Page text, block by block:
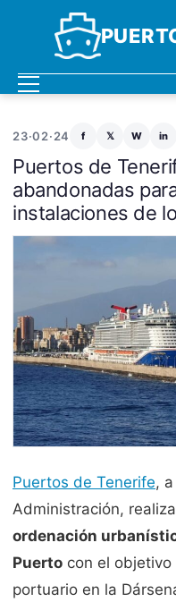
23·02·24 f 𝕏 W in
Puertos de
abandonadas
instalaciones de
Puertos de Tenerife,
Administración,
ordenación
Puerto con el
portuario en la